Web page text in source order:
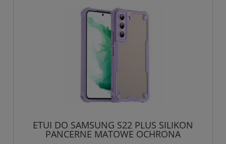
ETUI DO SAMSUNG S22 PLUS SILIKON
PANCERNE MATOWE OCHRONA